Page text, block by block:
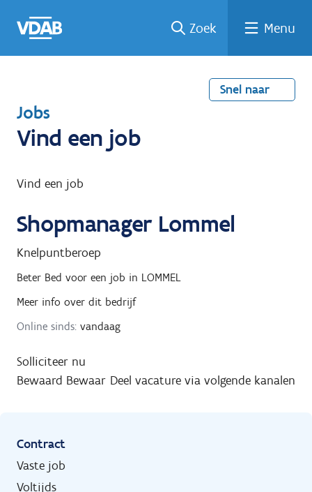
naar
een
een
job
naar
Zoek Menu
Snel naar
T
e
u
n
a
a
Jobs
Vind een job
Vind een job
Shopmanager Lommel
Knelpuntberoep
Beter Bed voor een job in LOMMEL
Meer info over dit bedrijf
Online sinds: vandaag
Solliciteer nu
Bewaard Bewaar Deel vacature via volgende kanalen
Contract
Vaste job
Voltijds